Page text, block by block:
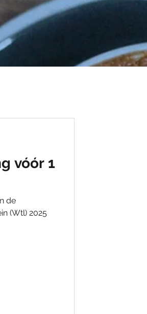
vóór 1
de
(Wtl) 2025